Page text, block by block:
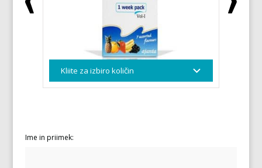
Ime in priimek: